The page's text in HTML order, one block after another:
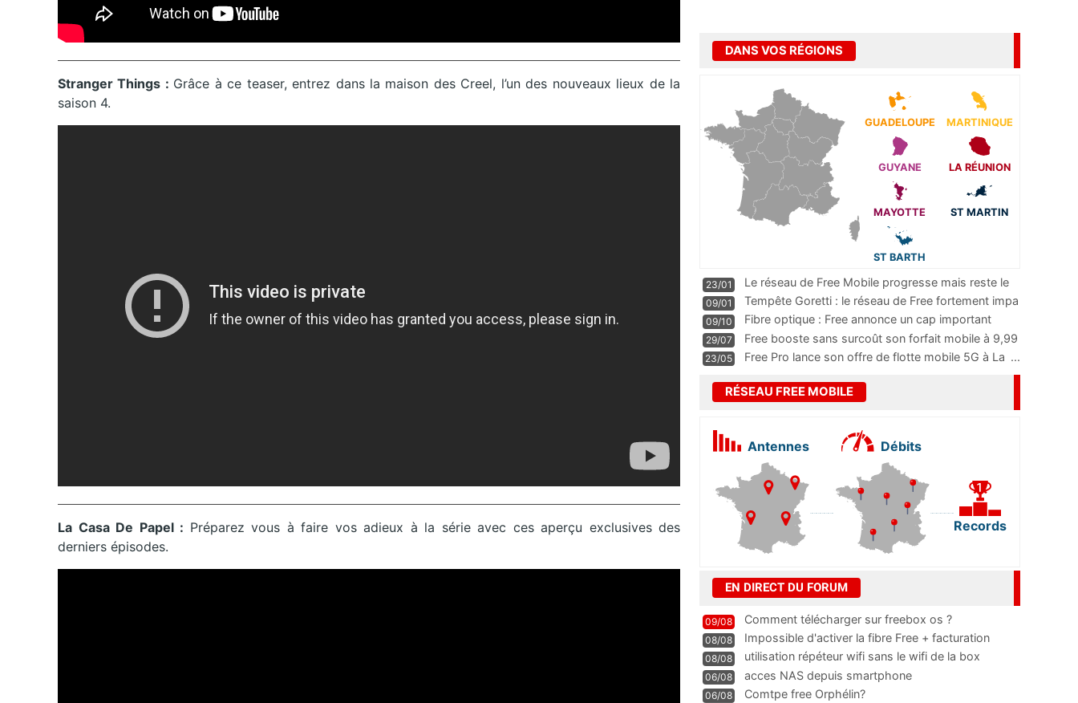
Stranger Things : Grâce à ce teaser, entrez dans la maison des Creel, l’un des nouveaux lieux de la
saison 4.
La Casa De Papel : Préparez vous à faire vos adieux à la série avec ces aperçu exclusives des
derniers épisodes.
DANS VOS RÉGIONS
GUADELOUPE MARTINIQUE
GUYANE LA RÉUNION
MAYOTTE ST MARTIN
ST BARTH
23/01
Le réseau de Free Mobile progresse mais reste le
m
...
09/01
Tempête Goretti : le réseau de Free fortement impa
09/10
Fibre optique : Free annonce un cap important
pass
...
29/07
Free booste sans surcoût son forfait mobile à 9,99
23/05 Free Pro lance son offre de flotte mobile 5G à La ...
RÉSEAU FREE MOBILE
Antennes Débits
Records
EN DIRECT DU FORUM
09/08 Comment télécharger sur freebox os ?
08/08
Impossible d'activer la fibre Free + facturation
résiliation
08/08 utilisation répéteur wifi sans le wifi de la box
06/08 acces NAS depuis smartphone
06/08 Comtpe free Orphélin?